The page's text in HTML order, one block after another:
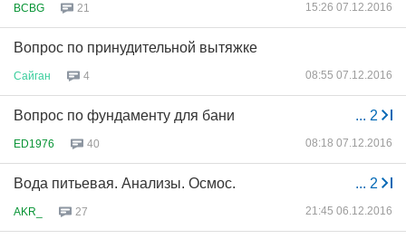
BCBG 21 15:26 07.12.2016
Вопрос по принудительной вытяжке
Сайган 4 08:55 07.12.2016
... 2
Вопрос по фундаменту для бани
ED1976 40 08:18 07.12.2016
... 2
Вода питьевая. Анализы. Осмос.
AKR_ 27 21:45 06.12.2016